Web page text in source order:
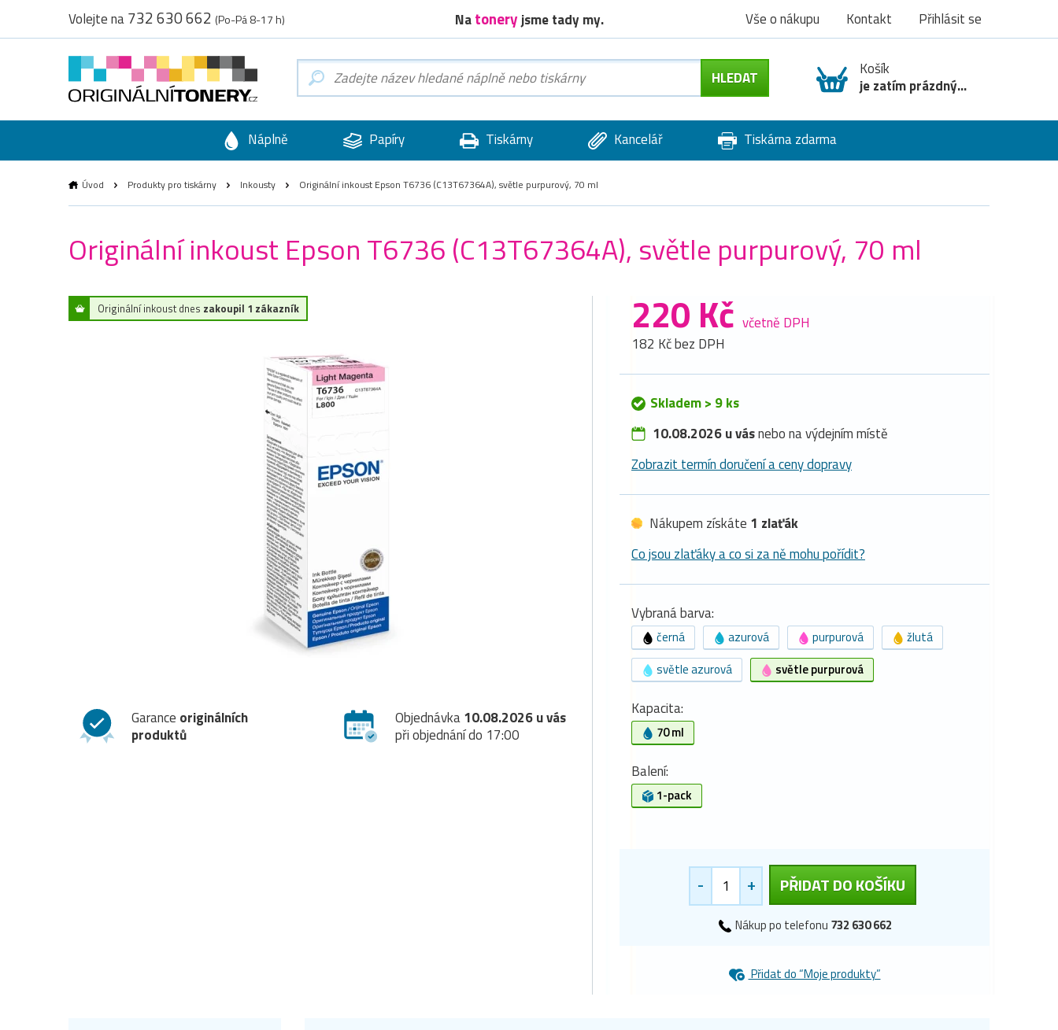
Volejte na732 630 662 (Po-Pá 8-17 h) Natoneryjsme tady my. Vše o nákupu Kontakt Přihlásit se
Košík
je zatím prázdný...
Náplně Papíry Tiskárny Kancelář Tiskárna zdarma
Úvod Produkty pro tiskárny Inkousty Originální inkoust Epson T6736 (C13T67364A), světle purpurový, 70 ml
Originální inkoust Epson T6736 (C13T67364A), světle purpurový, 70 ml
Originální inkoust dnes zakoupil 1 zákazník
Garance originálních
produktů
Objednávka10.08.2026 u vás
při objednání do 17:00
220 Kč včetně DPH
182 Kč bez DPH
Skladem > 9 ks
10.08.2026 u vásnebo na výdejním místě
Zobrazit termín doručení a ceny dopravy
Nákupem získáte 1 zlaťák
Co jsou zlaťáky a co si za ně mohu pořídit?
Vybraná barva:
černá azurová purpurová
žlutá
světle azurová
světle purpurová
Kapacita:
70 ml
Balení:
1-pack
- + PŘIDAT DO KOŠÍKU
Nákup po telefonu 732 630 662
Přidat do “Moje produkty”